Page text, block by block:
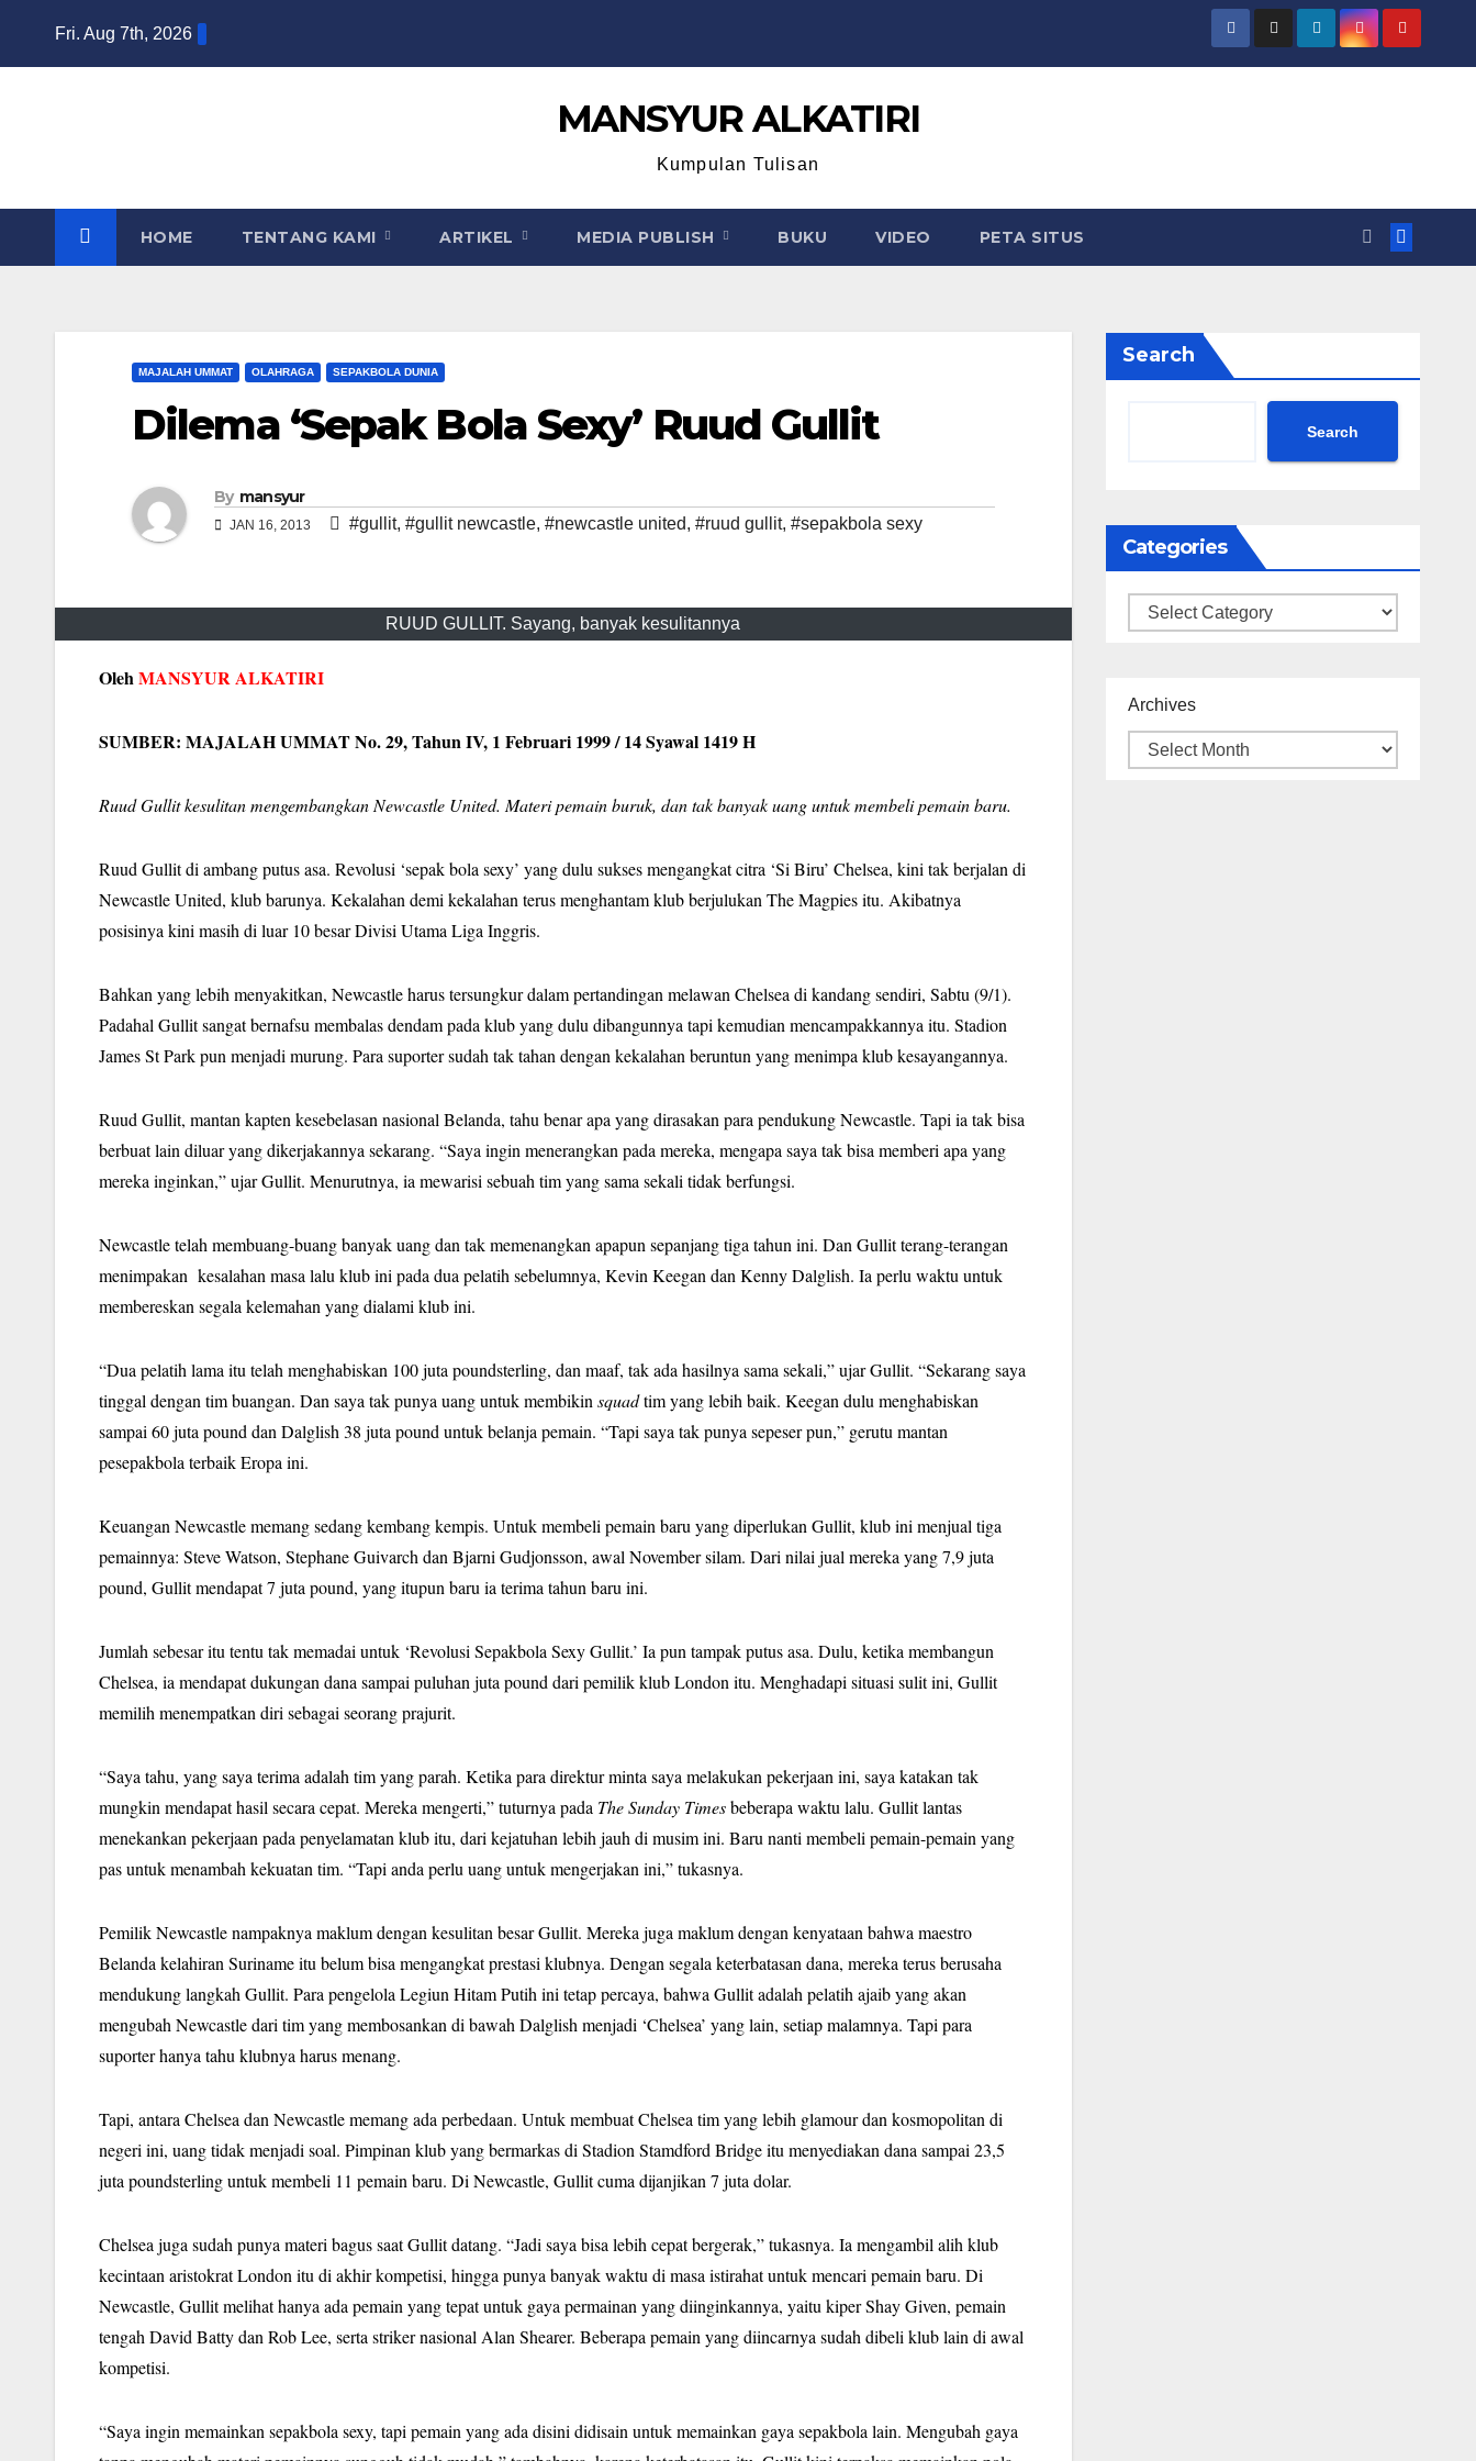
Fri. Aug 7th, 2026
MANSYUR ALKATIRI
Kumpulan Tulisan
HOME TENTANG KAMI ARTIKEL MEDIA PUBLISH BUKU VIDEO PETA SITUS
MAJALAH UMMAT OLAHRAGA SEPAKBOLA DUNIA
Dilema ‘Sepak Bola Sexy’ Ruud Gullit
By mansyur
JAN 16, 2013 #gullit, #gullit newcastle, #newcastle united, #ruud gullit, #sepakbola sexy
RUUD GULLIT. Sayang, banyak kesulitannya
OlehMANSYUR ALKATIRI
SUMBER: MAJALAH UMMAT No. 29, Tahun IV, 1 Februari 1999 / 14 Syawal 1419 H
Ruud Gullit kesulitan mengembangkan Newcastle United. Materi pemain buruk, dan tak banyak uang untuk membeli pemain baru.
Ruud Gullit di ambang putus asa. Revolusi ‘sepak bola sexy’ yang dulu sukses mengangkat citra ‘Si Biru’ Chelsea, kini tak berjalan di
Newcastle United, klub barunya. Kekalahan demi kekalahan terus menghantam klub berjulukan The Magpies itu. Akibatnya
posisinya kini masih di luar 10 besar Divisi Utama Liga Inggris.
Bahkan yang lebih menyakitkan, Newcastle harus tersungkur dalam pertandingan melawan Chelsea di kandang sendiri, Sabtu (9/1).
Padahal Gullit sangat bernafsu membalas dendam pada klub yang dulu dibangunnya tapi kemudian mencampakkannya itu. Stadion
James St Park pun menjadi murung. Para suporter sudah tak tahan dengan kekalahan beruntun yang menimpa klub kesayangannya.
Ruud Gullit, mantan kapten kesebelasan nasional Belanda, tahu benar apa yang dirasakan para pendukung Newcastle. Tapi ia tak bisa
berbuat lain diluar yang dikerjakannya sekarang. “Saya ingin menerangkan pada mereka, mengapa saya tak bisa memberi apa yang
mereka inginkan,” ujar Gullit. Menurutnya, ia mewarisi sebuah tim yang sama sekali tidak berfungsi.
Newcastle telah membuang-buang banyak uang dan tak memenangkan apapun sepanjang tiga tahun ini. Dan Gullit terang-terangan
menimpakan kesalahan masa lalu klub ini pada dua pelatih sebelumnya, Kevin Keegan dan Kenny Dalglish. Ia perlu waktu untuk
membereskan segala kelemahan yang dialami klub ini.
“Dua pelatih lama itu telah menghabiskan 100 juta poundsterling, dan maaf, tak ada hasilnya sama sekali,” ujar Gullit. “Sekarang saya
tinggal dengan tim buangan. Dan saya tak punya uang untuk membikinsquadtim yang lebih baik. Keegan dulu menghabiskan
sampai 60 juta pound dan Dalglish 38 juta pound untuk belanja pemain. “Tapi saya tak punya sepeser pun,” gerutu mantan
pesepakbola terbaik Eropa ini.
Keuangan Newcastle memang sedang kembang kempis. Untuk membeli pemain baru yang diperlukan Gullit, klub ini menjual tiga
pemainnya: Steve Watson, Stephane Guivarch dan Bjarni Gudjonsson, awal November silam. Dari nilai jual mereka yang 7,9 juta
pound, Gullit mendapat 7 juta pound, yang itupun baru ia terima tahun baru ini.
Jumlah sebesar itu tentu tak memadai untuk ‘Revolusi Sepakbola Sexy Gullit.’ Ia pun tampak putus asa. Dulu, ketika membangun
Chelsea, ia mendapat dukungan dana sampai puluhan juta pound dari pemilik klub London itu. Menghadapi situasi sulit ini, Gullit
memilih menempatkan diri sebagai seorang prajurit.
“Saya tahu, yang saya terima adalah tim yang parah. Ketika para direktur minta saya melakukan pekerjaan ini, saya katakan tak
mungkin mendapat hasil secara cepat. Mereka mengerti,” tuturnya pada The Sunday Timesbeberapa waktu lalu. Gullit lantas
menekankan pekerjaan pada penyelamatan klub itu, dari kejatuhan lebih jauh di musim ini. Baru nanti membeli pemain-pemain yang
pas untuk menambah kekuatan tim. “Tapi anda perlu uang untuk mengerjakan ini,” tukasnya.
Pemilik Newcastle nampaknya maklum dengan kesulitan besar Gullit. Mereka juga maklum dengan kenyataan bahwa maestro
Belanda kelahiran Suriname itu belum bisa mengangkat prestasi klubnya. Dengan segala keterbatasan dana, mereka terus berusaha
mendukung langkah Gullit. Para pengelola Legiun Hitam Putih ini tetap percaya, bahwa Gullit adalah pelatih ajaib yang akan
mengubah Newcastle dari tim yang membosankan di bawah Dalglish menjadi ‘Chelsea’ yang lain, setiap malamnya. Tapi para
suporter hanya tahu klubnya harus menang.
Tapi, antara Chelsea dan Newcastle memang ada perbedaan. Untuk membuat Chelsea tim yang lebih glamour dan kosmopolitan di
negeri ini, uang tidak menjadi soal. Pimpinan klub yang bermarkas di Stadion Stamdford Bridge itu menyediakan dana sampai 23,5
juta poundsterling untuk membeli 11 pemain baru. Di Newcastle, Gullit cuma dijanjikan 7 juta dolar.
Chelsea juga sudah punya materi bagus saat Gullit datang. “Jadi saya bisa lebih cepat bergerak,” tukasnya. Ia mengambil alih klub
kecintaan aristokrat London itu di akhir kompetisi, hingga punya banyak waktu di masa istirahat untuk mencari pemain baru. Di
Newcastle, Gullit melihat hanya ada pemain yang tepat untuk gaya permainan yang diinginkannya, yaitu kiper Shay Given, pemain
tengah David Batty dan Rob Lee, serta striker nasional Alan Shearer. Beberapa pemain yang diincarnya sudah dibeli klub lain di awal
kompetisi.
“Saya ingin memainkan sepakbola sexy, tapi pemain yang ada disini didisain untuk memainkan gaya sepakbola lain. Mengubah gaya
Search
Search
Categories
Categories
Archives